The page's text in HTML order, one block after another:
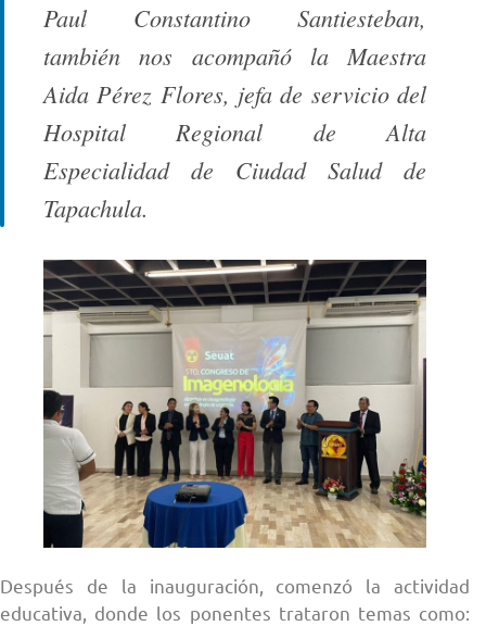
Paul Constantino Santiesteban,
también nos acompañó la Maestra
Aida Pérez Flores, jefa de servicio del
Hospital Regional de Alta
Especialidad de Ciudad Salud de
Tapachula.
Después de la inauguración, comenzó la actividad
educativa, donde los ponentes trataron temas como: